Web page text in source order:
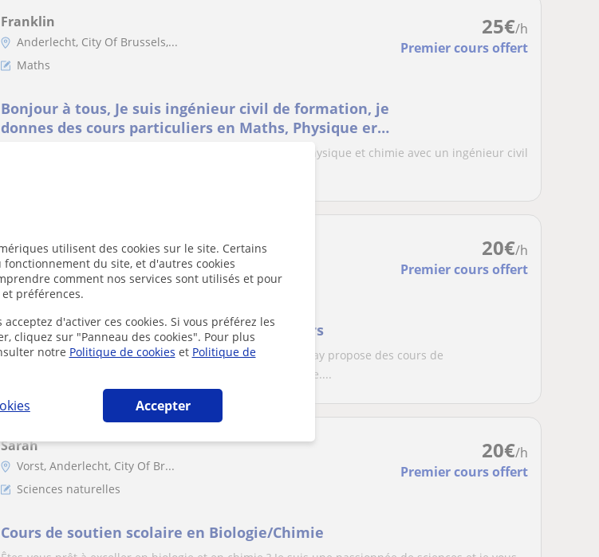
utilisent des cookies sur le site. Certains
du site, et d'autres cookies
comment nos services sont utilisés et pour
préférences.
d'activer ces cookies. Si vous préférez les
cliquez sur "Panneau des cookies". Pour plus
notre Politique de cookies et Politique de
Accepter
25€/h
Premier cours offert
Franklin
Anderlecht, City Of Brussels,...
Maths
Bonjour à tous, Je suis ingénieur civil de formation, je
donnes des cours particuliers en Maths, Physique er
Découvrez un soutien exceptionnel em mathématiques, physique et chimie avec un ingénieur civil
20€/h
Premier cours offert
Roméo
Ixelles, City Of Brussels, Et...
Maths
Cours de soutien scolaire et aide aux devoirs
Étudiant en première année d'ingénierie de gestion à Solvay propose des cours de
mathématiques pour les élèves jusqu'à la 4ème secondaire....
20€/h
Premier cours offert
Sarah
Vorst, Anderlecht, City Of Br...
Sciences naturelles
Cours de soutien scolaire en Biologie/Chimie